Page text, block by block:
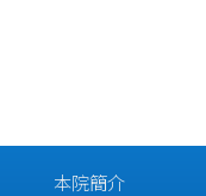
本院簡介